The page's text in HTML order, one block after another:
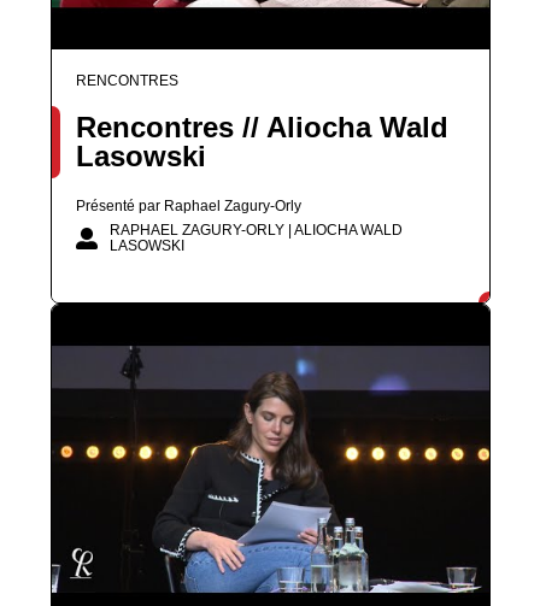
RENCONTRES
Rencontres // Aliocha Wald
Lasowski
Présenté par Raphael Zagury-Orly
RAPHAEL ZAGURY-ORLY | ALIOCHA WALD
LASOWSKI